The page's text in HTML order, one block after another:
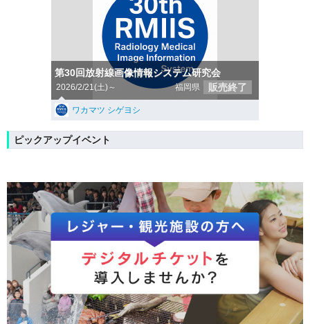
第30回放射線画像情報システム研究会
2026/2/21(土)～ 福岡県 販売終了
ワカマツ シゲヨシ
ピックアップイベント